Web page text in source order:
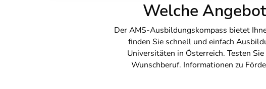
Welche
Der AMS-Ausbildungskompass bietet
finden Sie schnell und einfach
Universitäten in Österreich. Testen
Wunschberuf. Informationen zu